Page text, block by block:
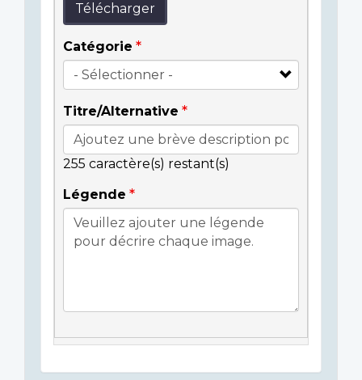
Télécharger
Catégorie
Titre/Alternative
255 caractère(s) restant(s)
Légende